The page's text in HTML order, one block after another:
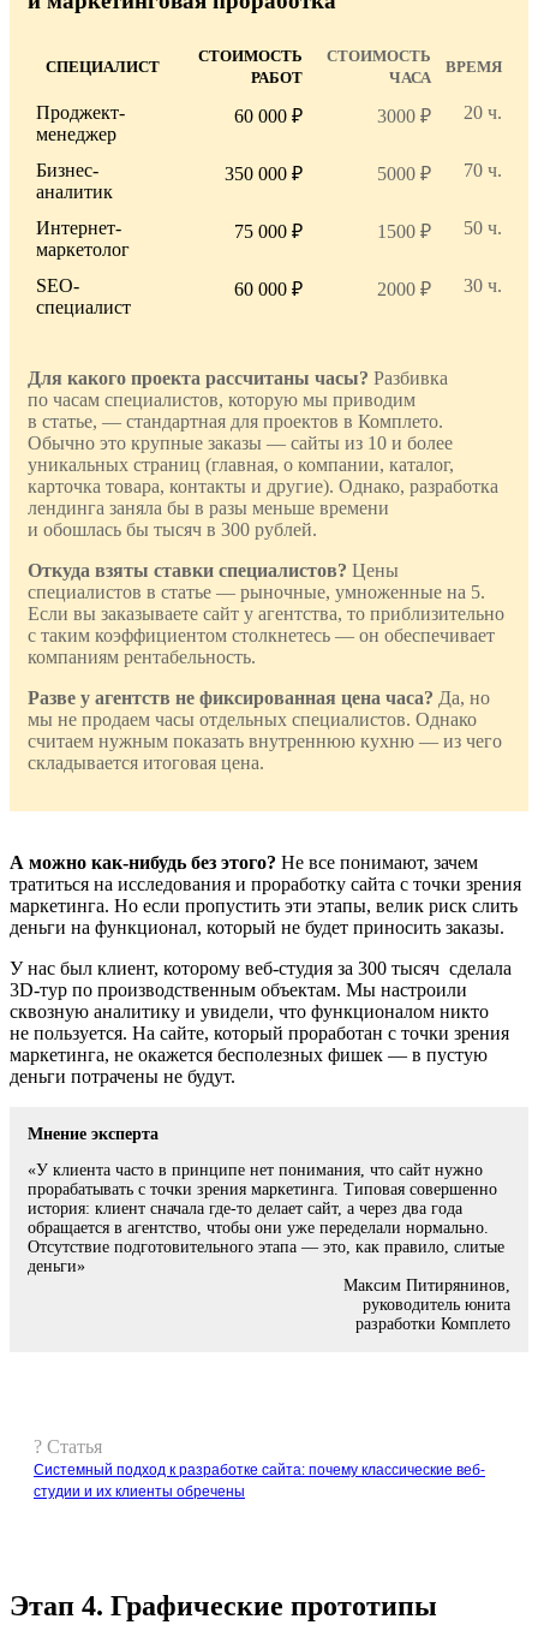
СПЕЦИАЛИСТ
СТОИМОСТЬ
РАБОТ
СТОИМОСТЬ
ЧАСА
ВРЕМЯ
Проджект-
менеджер
60 000 ₽ 3000 ₽ 20 ч.
Бизнес-
аналитик
350 000 ₽ 5000 ₽ 70 ч.
Интернет-
маркетолог
75 000 ₽ 1500 ₽ 50 ч.
SEO-
специалист
60 000 ₽ 2000 ₽ 30 ч.
Для какого проекта рассчитаны часы? Разбивка
по часам специалистов, которую мы приводим
в статье, — стандартная для проектов в Комплето.
Обычно это крупные заказы — сайты из 10 и более
уникальных страниц (главная, о компании, каталог,
карточка товара, контакты и другие). Однако, разработка
лендинга заняла бы в разы меньше времени
и обошлась бы тысяч в 300 рублей.
Откуда взяты ставки специалистов? Цены
специалистов в статье — рыночные, умноженные на 5.
Если вы заказываете сайт у агентства, то приблизительно
с таким коэффициентом столкнетесь — он обеспечивает
компаниям рентабельность.
Разве у агентств не фиксированная цена часа? Да, но
мы не продаем часы отдельных специалистов. Однако
считаем нужным показать внутреннюю кухню — из чего
складывается итоговая цена.
А можно как-нибудь без этого? Не все понимают, зачем
тратиться на исследования и проработку сайта с точки зрения
маркетинга. Но если пропустить эти этапы, велик риск слить
деньги на функционал, который не будет приносить заказы.
У нас был клиент, которому веб-студия за 300 тысяч сделала
3D-тур по производственным объектам. Мы настроили
сквозную аналитику и увидели, что функционалом никто
не пользуется. На сайте, который проработан с точки зрения
маркетинга, не окажется бесполезных фишек — в пустую
деньги потрачены не будут.
Мнение эксперта
«У клиента часто в принципе нет понимания, что сайт нужно
прорабатывать с точки зрения маркетинга. Типовая совершенно
история: клиент сначала где-то делает сайт, а через два года
обращается в агентство, чтобы они уже переделали нормально.
Отсутствие подготовительного этапа — это, как правило, слитые
деньги»
Максим Питирянинов,
руководитель юнита
разработки Комплето
? Статья
Системный подход к разработке сайта: почему классические веб-
студии и их клиенты обречены
Этап 4. Графические прототипы